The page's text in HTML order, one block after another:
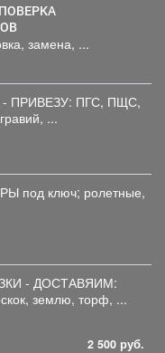
замена, ...
ПРИВЕЗУ: ПГС, ПЩС,
...
под ключ; ролетные,
- ДОСТАВЯИМ:
землю, торф, ...
2 500 руб.